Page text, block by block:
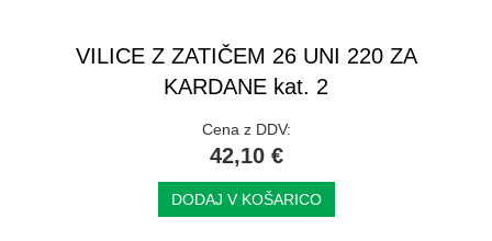
VILICE Z ZATIČEM 26 UNI 220 ZA
KARDANE kat. 2
Cena z DDV:
42,10 €
DODAJ V KOŠARICO